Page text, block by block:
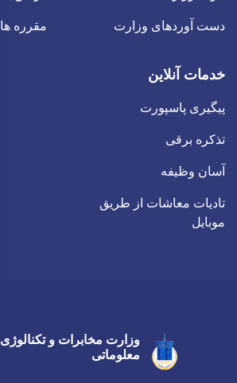
دست آوردهای وزارت مقرره ها
خدمات آنلاین
پیگیری پاسپورت
تذکره برقی
آسان وظیفه
تادیات معاشات از طریق
موبایل
وزارت مخابرات و تکنالوژی
معلوماتی